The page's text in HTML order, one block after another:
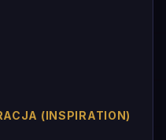
(INSPIRATION)